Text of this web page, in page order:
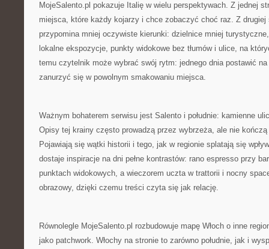
MojeSalento.pl pokazuje Italię w wielu perspektywach. Z jednej
miejsca, które każdy kojarzy i chce zobaczyć choć raz. Z drugiej
przypomina mniej oczywiste kierunki: dzielnice mniej
lokalne ekspozycje, punkty widokowe bez tłumów i ulice, na
temu czytelnik może wybrać swój rytm: jednego dnia postawić
zanurzyć się w powolnym smakowaniu miejsca.
Ważnym bohaterem serwisu jest Salento i południe: kamienne
Opisy tej krainy często prowadzą przez wybrzeża, ale nie
Pojawiają się wątki historii i tego, jak w regionie splatają się
dostaje inspiracje na dni pełne kontrastów: rano espresso przy
punktach widokowych, a wieczorem uczta w trattorii i nocny
obrazowy, dzięki czemu treści czyta się jak relację.
Równolegle MojeSalento.pl rozbudowuje mapę Włoch o inne
jako patchwork. Włochy na stronie to zarówno południe, jak i